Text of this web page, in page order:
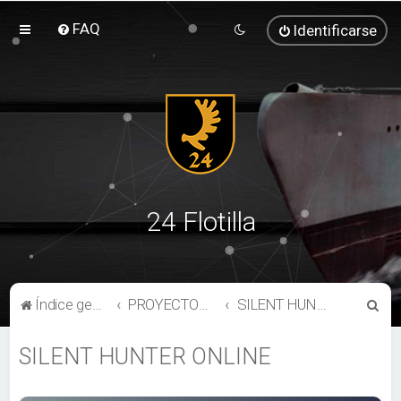
FAQ Identificarse
24 Flotilla
Índice general PROYECTOS Y OTROS SIMULADORES NAVALES SILENT HUNTER ONLINE
SILENT HUNTER ONLINE